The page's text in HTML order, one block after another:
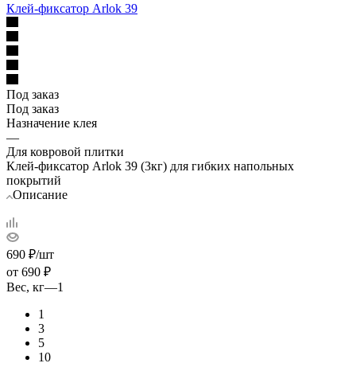
Клей-фиксатор Arlok 39
Под заказ
Под заказ
Назначение клея
—
Для ковровой плитки
Клей-фиксатор Arlok 39 (3кг) для гибких напольных
покрытий
Описание
690 ₽/шт
от 690 ₽
Вес, кг—1
1
3
5
10